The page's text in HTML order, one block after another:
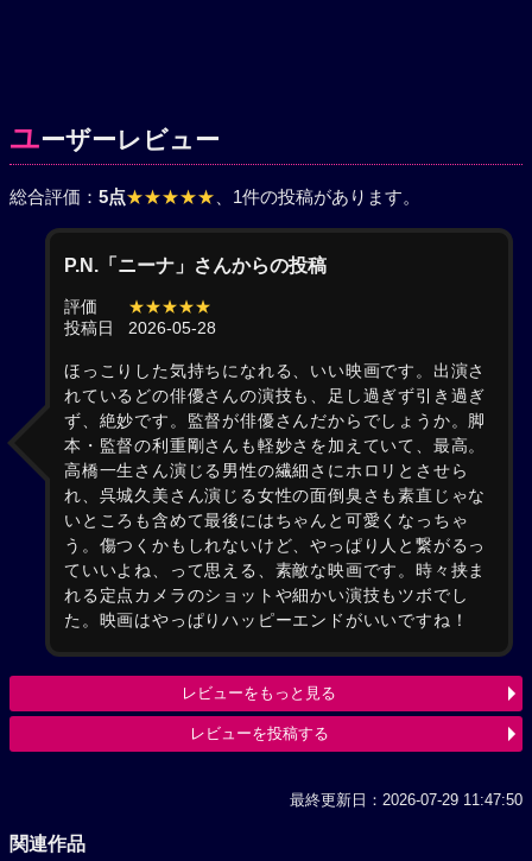
ユーザーレビュー
総合評価： 5点★★★★★ 、1件の投稿があります。
P.N.「ニーナ」さんからの投稿
評価
★★★★★
投稿日
2026-05-28
ほっこりした気持ちになれる、いい映画です。出演さ
れているどの俳優さんの演技も、足し過ぎず引き過ぎ
ず、絶妙です。監督が俳優さんだからでしょうか。脚
本・監督の利重剛さんも軽妙さを加えていて、最高。
高橋一生さん演じる男性の繊細さにホロリとさせら
れ、呉城久美さん演じる女性の面倒臭さも素直じゃな
いところも含めて最後にはちゃんと可愛くなっちゃ
う。傷つくかもしれないけど、やっぱり人と繋がるっ
ていいよね、って思える、素敵な映画です。時々挟ま
れる定点カメラのショットや細かい演技もツボでし
た。映画はやっぱりハッピーエンドがいいですね！
レビューをもっと見る
レビューを投稿する
最終更新日：2026-07-29 11:47:50
関連作品